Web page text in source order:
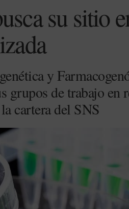
su sitio
y
grupos de trabajo en
cartera del SNS